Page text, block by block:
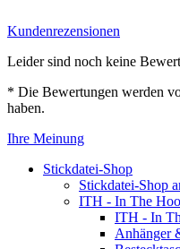
Kundenrezensionen
Leider sind noch keine
* Die Bewertungen werden
haben.
Ihre Meinung
Stickdatei-Shop
Stickdatei-Shop
ITH - In The
ITH - In
Anhänger